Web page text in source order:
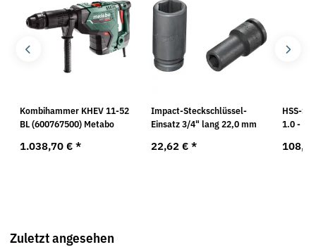
Kombihammer KHEV 11-52
BL (600767500) Metabo
1.038,70 € *
Impact-Steckschlüssel-
Einsatz 3/4" lang 22,0 mm
22,62 € *
HSS-
1.0 -
Zuletzt angesehen